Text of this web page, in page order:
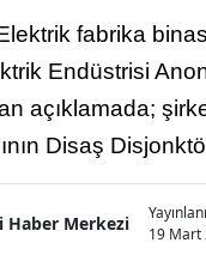
fabrika
Endüstrisi
açıklamada;
Disaş
Haber Merkezi
19 Mart